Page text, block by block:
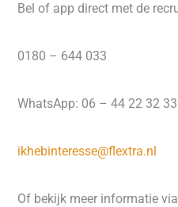
Bel of app direct met de
0180 – 644 033
WhatsApp: 06 – 44 22 32 33
ikhebinteresse@flextra.nl
Of bekijk meer informatie